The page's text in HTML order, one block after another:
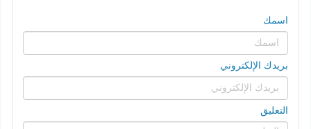
اسمك
بريدك الإلكتروني
التعليق